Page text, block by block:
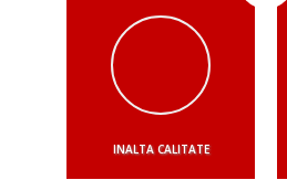
INALTA CALITATE